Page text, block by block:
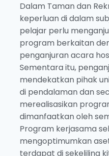
Dalam Taman dan
keperluan di dalam
pelajar perlu
program berkaitan
penganjuran acara
Sementara itu,
mendekatkan pihak
di pendalaman dan
merealisasikan
dimanfaatkan oleh
Program kerjasama
mengoptimumkan
terdapat di sekeliling